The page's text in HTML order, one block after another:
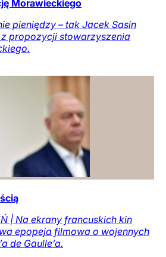
Morawieckiego
pieniędzy – tak Jacek Sasin
z propozycji stowarzyszenia
| Na ekrany francuskich kin
epopeja filmowa o wojennych
de Gaulle’a.